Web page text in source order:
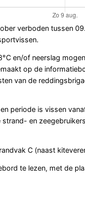
verboden tussen
en/of neerslag
op de
van de
periode is vissen
en
C (naast
te lezen, met de